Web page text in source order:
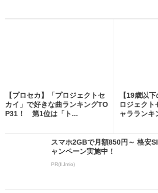
【プロセカ】「プロジェクトセ
カイ」で好きな曲ランキングTO
P31！ 第1位は「ト...
【19歳以
ロジェクト
ャラランキ
スマホ2GBで月額850円～ 格安
ャンペーン実施中！
PR(IIJmio)